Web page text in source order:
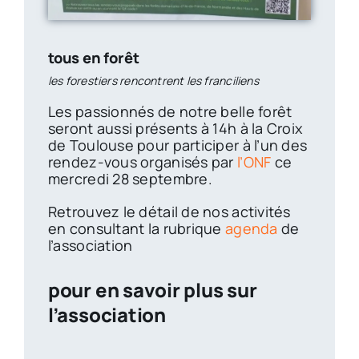
tous en forêt
les forestiers rencontrent les franciliens
Les passionnés de notre belle forêt
seront aussi présents à 14h à la Croix
de Toulouse pour participer à l’un des
rendez-vous organisés par l’ONF ce
mercredi 28 septembre.
Retrouvez le détail de nos activités
en consultant la rubrique agenda de
l’association
pour en savoir plus sur
l’association